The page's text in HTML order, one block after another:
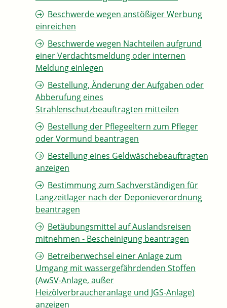
Beschwerde wegen anstößiger Werbung
einreichen
Beschwerde wegen Nachteilen aufgrund
einer Verdachtsmeldung oder internen
Meldung einlegen
Bestellung, Änderung der Aufgaben oder
Abberufung eines
Strahlenschutzbeauftragten mitteilen
Bestellung der Pflegeeltern zum Pfleger
oder Vormund beantragen
Bestellung eines Geldwäschebeauftragten
anzeigen
Bestimmung zum Sachverständigen für
Langzeitlager nach der Deponieverordnung
beantragen
Betäubungsmittel auf Auslandsreisen
mitnehmen - Bescheinigung beantragen
Betreiberwechsel einer Anlage zum
Umgang mit wassergefährdenden Stoffen
(AwSV-Anlage, außer
Heizölverbraucheranlage und JGS-Anlage)
anzeigen